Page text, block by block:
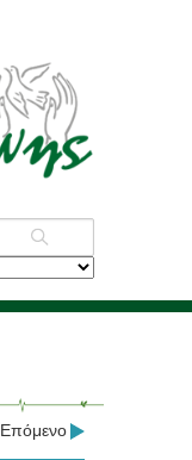
Επόμενο